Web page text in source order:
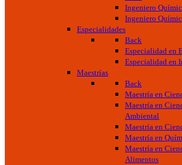
Ingeniero
Ingeniero
Especialidades
Back
Especialidad en
Especialidad en
Maestrías
Back
Maestría en
Maestría en
Ambiental
Maestría en
Maestría en
Maestría en
Alimentos